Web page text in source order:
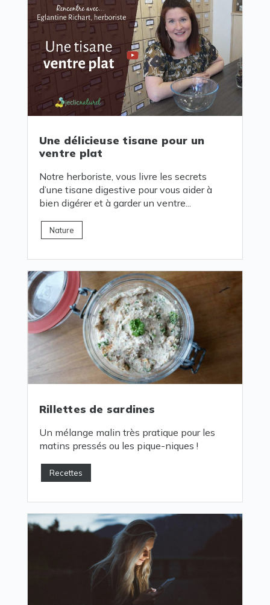
Une délicieuse tisane pour un
ventre plat
Notre herboriste, vous livre les secrets
d’une tisane digestive pour vous aider à
bien digérer et à garder un ventre...
Nature
Rillettes de sardines
Un mélange malin très pratique pour les
matins pressés ou les pique-niques !
Recettes